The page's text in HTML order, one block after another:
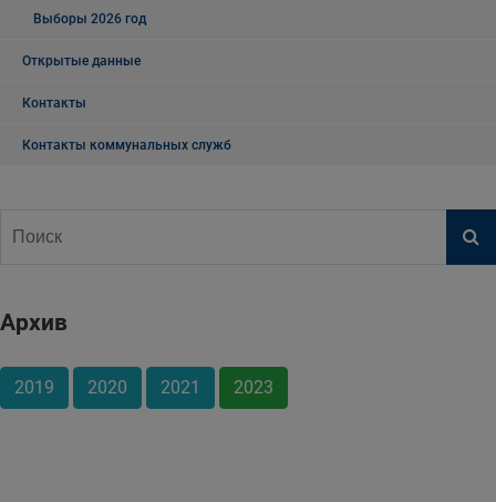
Выборы 2026 год
Открытые данные
Контакты
Контакты коммунальных служб
Архив
2019 2020 2021 2023